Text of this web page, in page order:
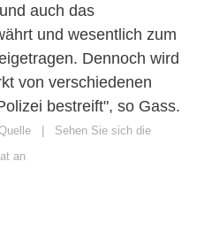
auch das
und wesentlich zum
Dennoch wird
von verschiedenen
bestreift", so Gass.
| Sehen Sie sich die
an